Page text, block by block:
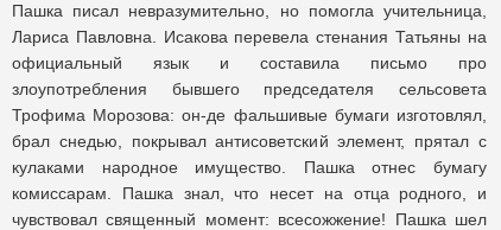
Пашка писал невразумительно, но помогла учительница,
Лариса Павловна. Исакова перевела стенания Татьяны на
официальный язык и составила письмо про
злоупотребления бывшего председателя сельсовета
Трофима Морозова: он-де фальшивые бумаги изготовлял,
брал снедью, покрывал антисоветский элемент, прятал с
кулаками народное имущество. Пашка отнес бумагу
комиссарам. Пашка знал, что несет на отца родного, и
чувствовал священный момент: всесожжение! Пашка шел